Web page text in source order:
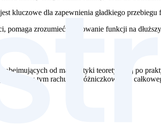
kluczowe dla zapewnienia gładkiego
zrozumieć zachowanie funkcji na
od matematyki teoretycznej po
w tym rachunku różniczkowego i